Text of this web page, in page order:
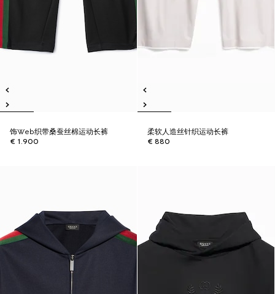
饰Web织带桑蚕丝棉运动长裤
€ 1.900
柔软人造丝针织运动长裤
€ 880